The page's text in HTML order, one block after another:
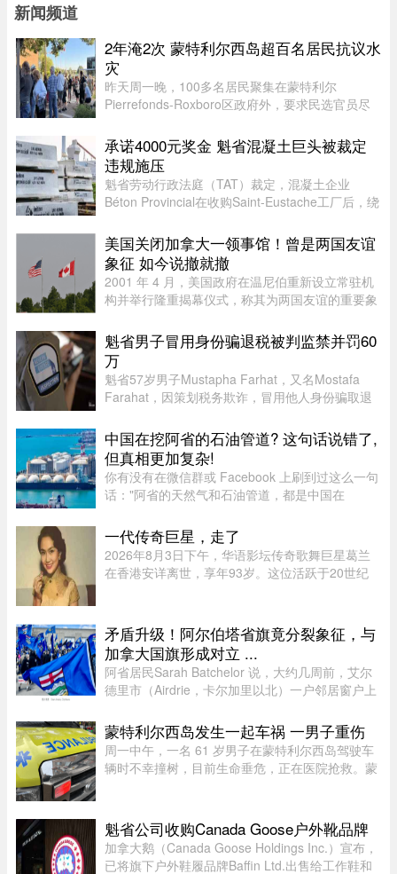
新闻频道
2年淹2次 蒙特利尔西岛超百名居民抗议水
灾
昨天周一晚，100多名居民聚集在蒙特利尔
Pierrefonds-Roxboro区政府外，要求民选官员尽
水侵袭以来，该区举行的首次市政委员会会议。居
民表示，自己已经花费数万甚至数十 ...
承诺4000元奖金 魁省混凝土巨头被裁定
违规施压
魁省劳动行政法庭（TAT）裁定，混凝土企业
Béton Provincial在收购Saint-Eustache工厂后，绕
可获4000元”为条件施压，干扰集体协议谈判。法
庭指出，公司未告知员工， ...
美国关闭加拿大一领事馆！曾是两国友谊
象征 如今说撤就撤
2001 年 4 月，美国政府在温尼伯重新设立常驻机
构并举行隆重揭幕仪式，称其为两国友谊的重要象
曼省省长 Gary Doer 一同出席仪式。Giffin 表
示：“这不仅体现了美国政 ...
魁省男子冒用身份骗退税被判监禁并罚60
万
魁省57岁男子Mustapha Farhat，又名Mostafa
Farahat，因策划税务欺诈，冒用他人身份骗取退
万元罚款。
中国在挖阿省的石油管道? 这句话说错了,
但真相更加复杂!
你有没有在微信群或 Facebook 上刷到过这么一句
话："阿省的天然气和石油管道，都是中国在
片，看起来"有图有真相"。那它到底是不是真的？
答案很简单：不准确，甚至可以说 ...
一代传奇巨星，走了
2026年8月3日下午，华语影坛传奇歌舞巨星葛兰
在香港安详离世，享年93岁。这位活跃于20世纪
片。她的离去，带走了一个流 ...
矛盾升级！阿尔伯塔省旗竟分裂象征，与
加拿大国旗形成对立 ...
阿省居民Sarah Batchelor 说，大约几周前，艾尔
德里市（Airdrie，卡尔加里以北）一户邻居窗户上
从那时起一切开始发生变化。49 岁的音乐教师
Batchelor 在阿省生活了大 ...
蒙特利尔西岛发生一起车祸 一男子重伤
周一中午，一名 61 岁男子在蒙特利尔西岛驾驶车
辆时不幸撞树，目前生命垂危，正在医院抢救。蒙
道（介于 Avro 街与 Hy ...
魁省公司收购Canada Goose户外靴品牌
加拿大鹅（Canada Goose Holdings Inc.）宣布，
已将旗下户外鞋履品牌Baffin Ltd.出售给工作鞋和